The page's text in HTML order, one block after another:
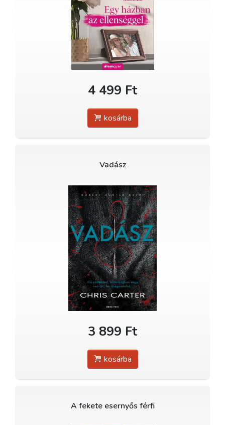
4 499 Ft
kosárba
Vadász
3 899 Ft
kosárba
A fekete esernyős férfi